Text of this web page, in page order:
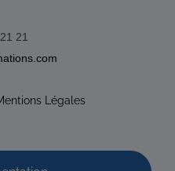
21
Légales